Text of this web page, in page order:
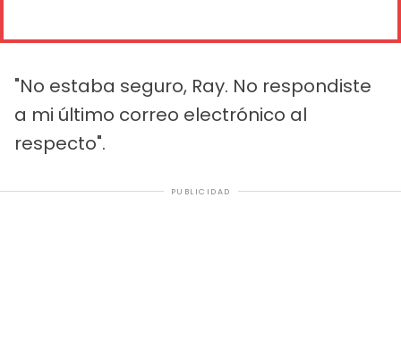
"No estaba seguro, Ray. No respondiste
a mi último correo electrónico al
respecto".
PUBLICIDAD